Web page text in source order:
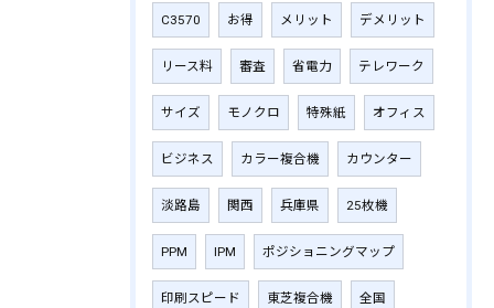
C3570 お得 メリット デメリット
リース料 審査 省電力 テレワーク
サイズ モノクロ 特殊紙 オフィス
ビジネス カラー複合機 カウンター
淡路島 関西 兵庫県 25枚機
PPM IPM ポジショニングマップ
印刷スピード 東芝複合機 全国